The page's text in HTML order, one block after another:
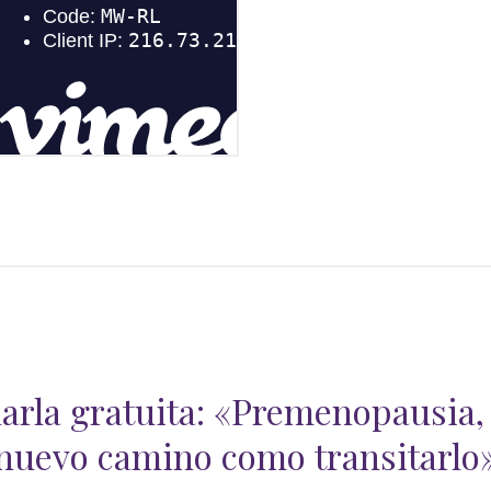
gratuita:
camino como